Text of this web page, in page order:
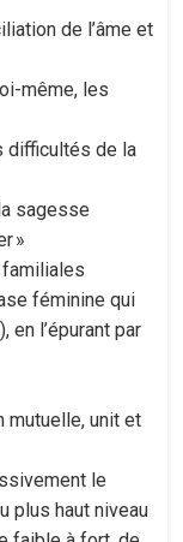
de l’âme et
même, les
difficultés de la
sagesse
»
féminine qui
en l’épurant par
mutuelle, unit et
le
plus haut niveau